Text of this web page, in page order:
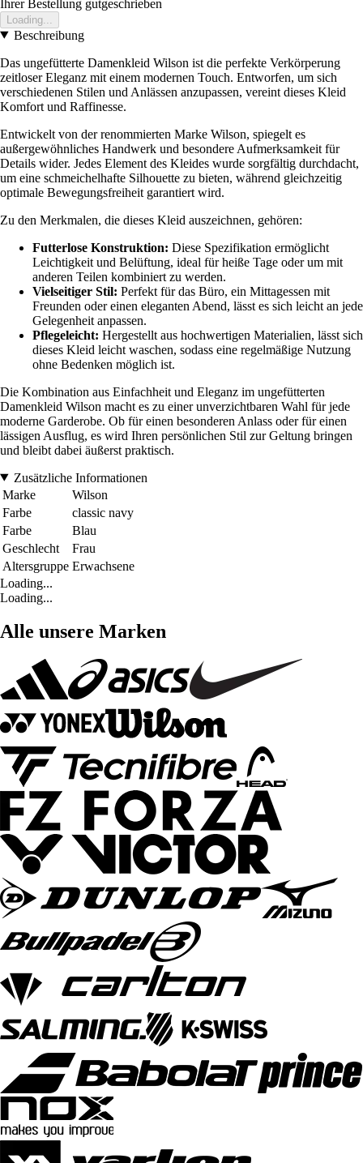
Ihrer Bestellung gutgeschrieben
Loading...
Beschreibung
Das ungefütterte Damenkleid Wilson ist die perfekte Verkörperung
zeitloser Eleganz mit einem modernen Touch. Entworfen, um sich
verschiedenen Stilen und Anlässen anzupassen, vereint dieses Kleid
Komfort und Raffinesse.
Entwickelt von der renommierten Marke Wilson, spiegelt es
außergewöhnliches Handwerk und besondere Aufmerksamkeit für
Details wider. Jedes Element des Kleides wurde sorgfältig durchdacht,
um eine schmeichelhafte Silhouette zu bieten, während gleichzeitig
optimale Bewegungsfreiheit garantiert wird.
Zu den Merkmalen, die dieses Kleid auszeichnen, gehören:
Futterlose Konstruktion: Diese Spezifikation ermöglicht
Leichtigkeit und Belüftung, ideal für heiße Tage oder um mit
anderen Teilen kombiniert zu werden.
Vielseitiger Stil: Perfekt für das Büro, ein Mittagessen mit
Freunden oder einen eleganten Abend, lässt es sich leicht an jede
Gelegenheit anpassen.
Pflegeleicht: Hergestellt aus hochwertigen Materialien, lässt sich
dieses Kleid leicht waschen, sodass eine regelmäßige Nutzung
ohne Bedenken möglich ist.
Die Kombination aus Einfachheit und Eleganz im ungefütterten
Damenkleid Wilson macht es zu einer unverzichtbaren Wahl für jede
moderne Garderobe. Ob für einen besonderen Anlass oder für einen
lässigen Ausflug, es wird Ihren persönlichen Stil zur Geltung bringen
und bleibt dabei äußerst praktisch.
Zusätzliche Informationen
Marke
Wilson
Farbe
classic navy
Farbe
Blau
Geschlecht
Frau
Altersgruppe Erwachsene
Loading...
Loading...
Alle unsere Marken